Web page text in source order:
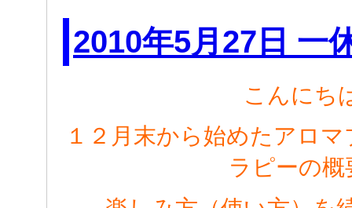
2010年5月27日 一
こんにち
１２月末から始めたアロ
ラピーの概